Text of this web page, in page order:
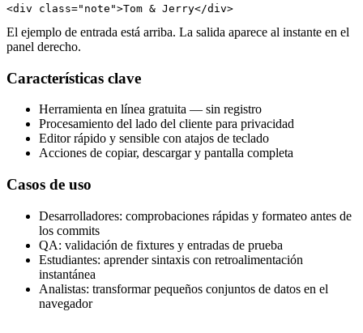
<div class="note">Tom & Jerry</div>
El ejemplo de entrada está arriba. La salida aparece al instante en el
panel derecho.
Características clave
Herramienta en línea gratuita — sin registro
Procesamiento del lado del cliente para privacidad
Editor rápido y sensible con atajos de teclado
Acciones de copiar, descargar y pantalla completa
Casos de uso
Desarrolladores: comprobaciones rápidas y formateo antes de
los commits
QA: validación de fixtures y entradas de prueba
Estudiantes: aprender sintaxis con retroalimentación
instantánea
Analistas: transformar pequeños conjuntos de datos en el
navegador